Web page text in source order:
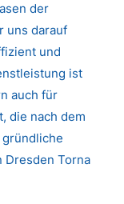
der
uns darauf
und
ist
auch für
die nach dem
gründliche
Dresden Torna